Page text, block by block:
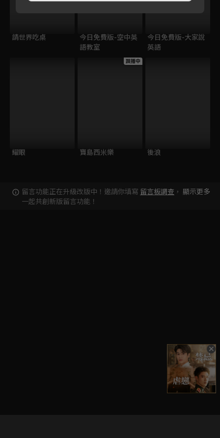
請世界吃桌
今日免費版-空中英
語教室
今日免費版-大家說
英語
耀眼
跟播中
寶島西米樂 後浪
留言功能正在升級改版中！邀請你填寫 留言板調查 ，
一起共創新版留言功能！
顯示更多